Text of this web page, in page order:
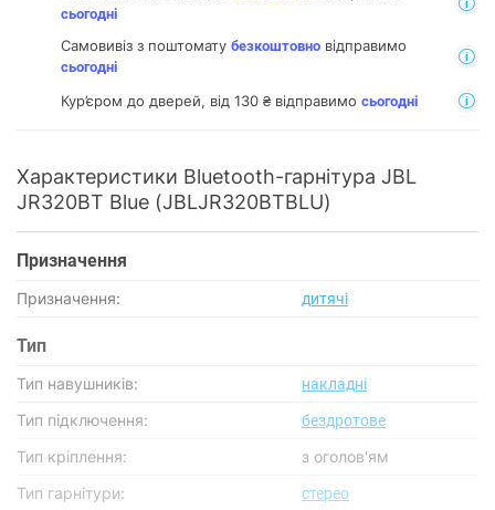
сьогодні
Самовивіз з поштомату безкоштовно відправимо
сьогодні
Кур’єром до дверей, від 130 ₴ відправимо сьогодні
Характеристики Bluetooth-гарнітура JBL
JR320BT Blue (JBLJR320BTBLU)
Призначення
Призначення: дитячі
Тип
Тип навушників: накладні
Тип підключення: бездротове
Тип кріплення:
з оголов'ям
Тип гарнітури:
стерео